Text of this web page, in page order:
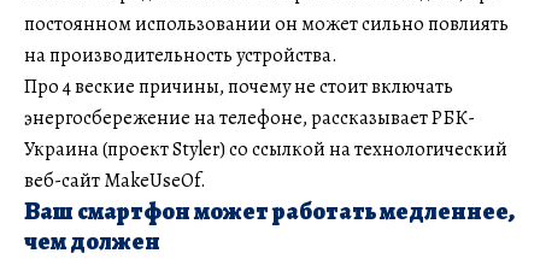
постоянном использовании он может сильно повлиять
на производительность устройства.
Про 4 веские причины, почему не стоит включать
энергосбережение на телефоне, рассказывает РБК-
Украина (проект Styler) со ссылкой на технологический
веб-сайт MakeUseOf.
Ваш смартфон может работать медленнее,
чем должен